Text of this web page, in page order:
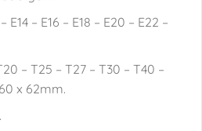
– E16 – E18 – E20 – E22 –
– T25 – T27 – T30 – T40 –
x 62mm.